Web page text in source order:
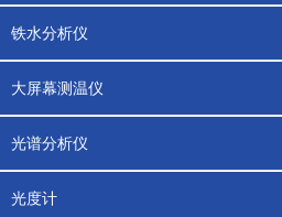
铁水分析仪
大屏幕测温仪
光谱分析仪
光度计